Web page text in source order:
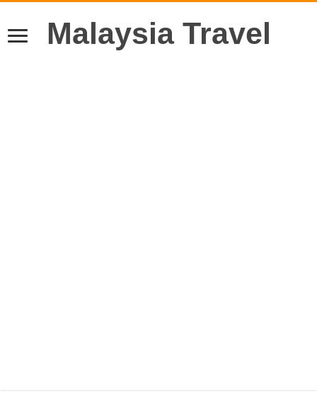
Malaysia Travel